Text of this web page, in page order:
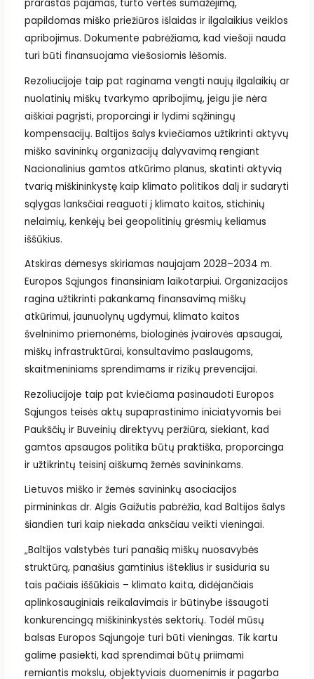
prarastas pajamas, turto vertės sumažėjimą,
papildomas miško priežiūros išlaidas ir ilgalaikius veiklos
apribojimus. Dokumente pabrėžiama, kad viešoji nauda
turi būti finansuojama viešosiomis lėšomis.
Rezoliucijoje taip pat raginama vengti naujų ilgalaikių ar
nuolatinių miškų tvarkymo apribojimų, jeigu jie nėra
aiškiai pagrįsti, proporcingi ir lydimi sąžiningų
kompensacijų. Baltijos šalys kviečiamos užtikrinti aktyvų
miško savininkų organizacijų dalyvavimą rengiant
Nacionalinius gamtos atkūrimo planus, skatinti aktyvią
tvarią miškininkystę kaip klimato politikos dalį ir sudaryti
sąlygas lanksčiai reaguoti į klimato kaitos, stichinių
nelaimių, kenkėjų bei geopolitinių grėsmių keliamus
iššūkius.
Atskiras dėmesys skiriamas naujajam 2028–2034 m.
Europos Sąjungos finansiniam laikotarpiui. Organizacijos
ragina užtikrinti pakankamą finansavimą miškų
atkūrimui, jaunuolynų ugdymui, klimato kaitos
švelninimo priemonėms, biologinės įvairovės apsaugai,
miškų infrastruktūrai, konsultavimo paslaugoms,
skaitmeniniams sprendimams ir rizikų prevencijai.
Rezoliucijoje taip pat kviečiama pasinaudoti Europos
Sąjungos teisės aktų supaprastinimo iniciatyvomis bei
Paukščių ir Buveinių direktyvų peržiūra, siekiant, kad
gamtos apsaugos politika būtų praktiška, proporcinga
ir užtikrintų teisinį aiškumą žemės savininkams.
Lietuvos miško ir žemės savininkų asociacijos
pirmininkas dr. Algis Gaižutis pabrėžia, kad Baltijos šalys
šiandien turi kaip niekada anksčiau veikti vieningai.
„Baltijos valstybės turi panašią miškų nuosavybės
struktūrą, panašius gamtinius išteklius ir susiduria su
tais pačiais iššūkiais – klimato kaita, didėjančiais
aplinkosauginiais reikalavimais ir būtinybe išsaugoti
konkurencingą miškininkystės sektorių. Todėl mūsų
balsas Europos Sąjungoje turi būti vieningas. Tik kartu
galime pasiekti, kad sprendimai būtų priimami
remiantis mokslu, objektyviais duomenimis ir pagarba